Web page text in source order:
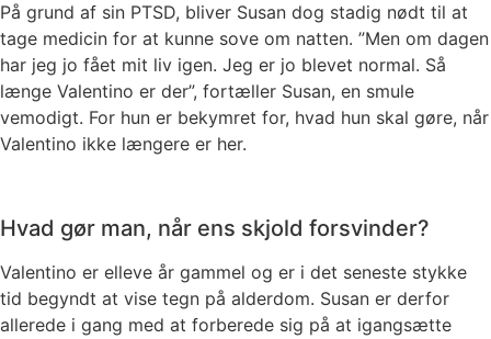
På grund af sin PTSD, bliver Susan dog stadig nødt til at
tage medicin for at kunne sove om natten. ”Men om dagen
har jeg jo fået mit liv igen. Jeg er jo blevet normal. Så
længe Valentino er der”, fortæller Susan, en smule
vemodigt. For hun er bekymret for, hvad hun skal gøre, når
Valentino ikke længere er her.
Hvad gør man, når ens skjold forsvinder?
Valentino er elleve år gammel og er i det seneste stykke
tid begyndt at vise tegn på alderdom. Susan er derfor
allerede i gang med at forberede sig på at igangsætte